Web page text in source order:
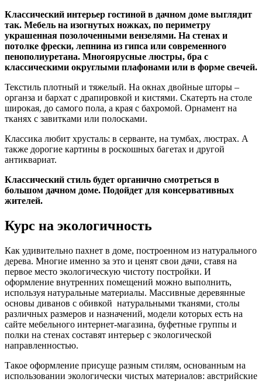
Классический интерьер гостиной в дачном доме выглядит
так. Мебель на изогнутых ножках, по периметру
украшенная позолоченными вензелями. На стенах и
потолке фрески, лепнина из гипса или современного
пенополиуретана. Многоярусные люстры, бра с
классическими округлыми плафонами или в форме свечей.
Текстиль плотный и тяжелый. На окнах двойные шторы –
органза и бархат с драпировкой и кистями. Скатерть на столе
широкая, до самого пола, а края с бахромой. Орнамент на
тканях с завитками или полосками.
Классика любит хрусталь: в серванте, на тумбах, люстрах. А
также дорогие картины в роскошных багетах и другой
антиквариат.
Классический стиль будет органично смотреться в
большом дачном доме. Подойдет для консервативных
жителей.
Курс на экологичность
Как удивительно пахнет в доме, построенном из натурального
дерева. Многие именно за это и ценят свои дачи, ставя на
первое место экологическую чистоту постройки. И
оформление внутренних помещений можно выполнить,
используя натуральные материалы. Массивные деревянные
основы диванов с обивкой натуральными тканями, столы
различных размеров и назначений, модели которых есть на
сайте мебельного интернет-магазина, буфетные группы и
полки на стенах составят интерьер с экологической
направленностью.
Такое оформление присуще разным стилям, основанным на
использовании экологически чистых материалов: австрийские